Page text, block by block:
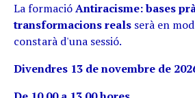
La formacióAntiracisme: bases
transformacions reals serà en
constarà d'una sessió.
Divendres 13 de novembre de